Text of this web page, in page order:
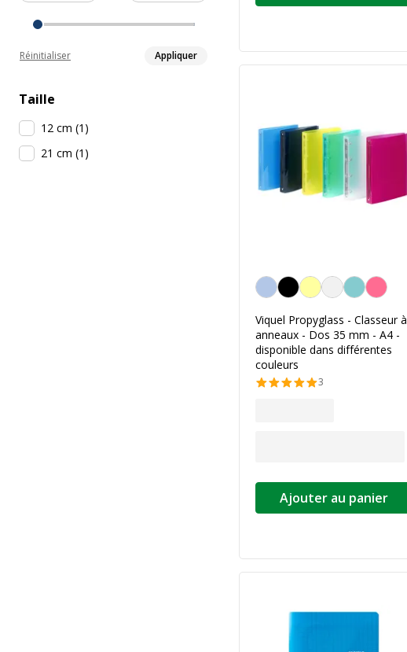
Réinitialiser Appliquer
Taille
12 cm (1 )
21 cm (1 )
Personnalisation de la couleur
Viquel Propyglass - Classeur à
anneaux - Dos 35 mm - A4 -
disponible dans différentes
couleurs
3
Ajouter au panier